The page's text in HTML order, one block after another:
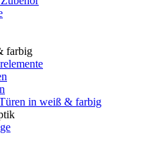
farbig
in weiß & farbig